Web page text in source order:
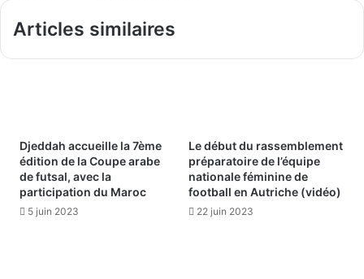
Articles similaires
Djeddah accueille la 7ème
édition de la Coupe arabe
de futsal, avec la
participation du Maroc
5 juin 2023
Le début du rassemblement
préparatoire de l’équipe
nationale féminine de
football en Autriche (vidéo)
22 juin 2023